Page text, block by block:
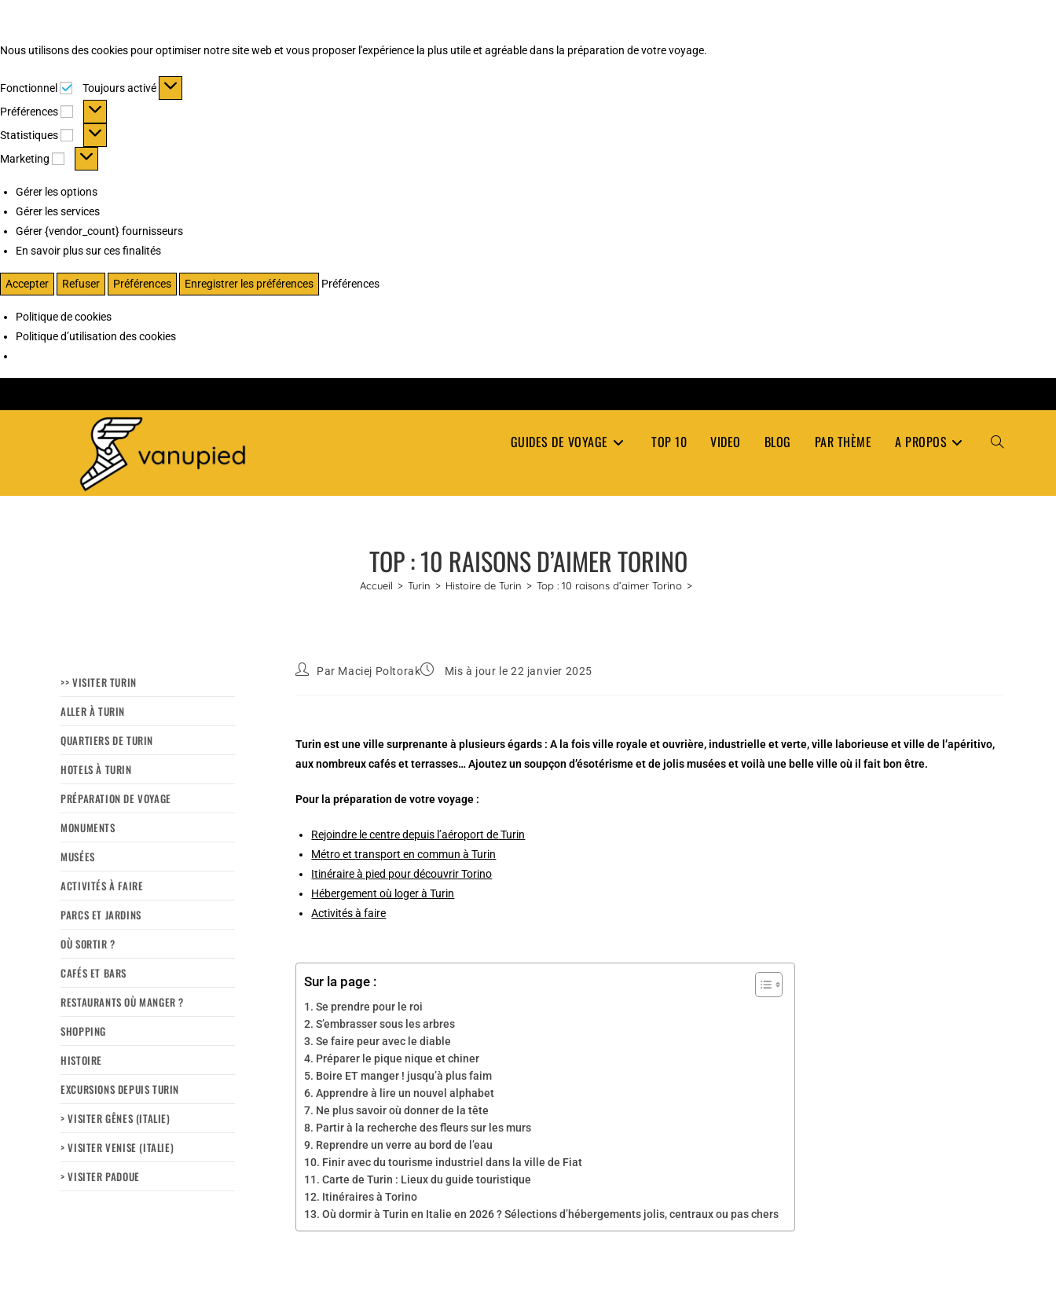
Nous utilisons des cookies pour optimiser notre site web et vous proposer l'expérience la plus utile et agréable dans la préparation de votre voyage.
Fonctionnel Fonctionnel
Toujours activé
Préférences
Préférences
Statistiques Statistiques
Marketing Marketing
Gérer les options
Gérer les services
Gérer {vendor_count} fournisseurs
En savoir plus sur ces finalités
Accepter Refuser Préférences Enregistrer les préférences Préférences
Politique de cookies
Politique d’utilisation des cookies
GUIDES DE VOYAGE TOP 10 VIDEO BLOG PAR THÈME A PROPOS TOGGLE
TOP : 10 RAISONS D’AIMER TORINO
Accueil > Turin > Histoire de Turin > Top : 10 raisons d’aimer Torino >
>> VISITER TURIN
ALLER À TURIN
QUARTIERS DE TURIN
HOTELS À TURIN
PRÉPARATION DE VOYAGE
MONUMENTS
MUSÉES
ACTIVITÉS À FAIRE
PARCS ET JARDINS
OÙ SORTIR ?
CAFÉS ET BARS
RESTAURANTS OÙ MANGER ?
SHOPPING
HISTOIRE
EXCURSIONS DEPUIS TURIN
> VISITER GÊNES (ITALIE)
> VISITER VENISE (ITALIE)
> VISITER PADOUE
Par Maciej Poltorak Mis à jour le 22 janvier 2025
Turin est une ville surprenante à plusieurs égards : A la fois ville royale et ouvrière, industrielle et verte, ville laborieuse et ville de l’apéritivo,
aux nombreux cafés et terrasses… Ajoutez un soupçon d’ésotérisme et de jolis musées et voilà une belle ville où il fait bon être.
Pour la préparation de votre voyage :
Rejoindre le centre depuis l’aéroport de Turin
Métro et transport en commun à Turin
Itinéraire à pied pour découvrir Torino
Hébergement où loger à Turin
Activités à faire
Sur la page :
Se prendre pour le roi
S’embrasser sous les arbres
Se faire peur avec le diable
Préparer le pique nique et chiner
Boire ET manger ! jusqu’à plus faim
Apprendre à lire un nouvel alphabet
Ne plus savoir où donner de la tête
Partir à la recherche des fleurs sur les murs
Reprendre un verre au bord de l’eau
Finir avec du tourisme industriel dans la ville de Fiat
Carte de Turin : Lieux du guide touristique
Itinéraires à Torino
Où dormir à Turin en Italie en 2026 ? Sélections d’hébergements jolis, centraux ou pas chers